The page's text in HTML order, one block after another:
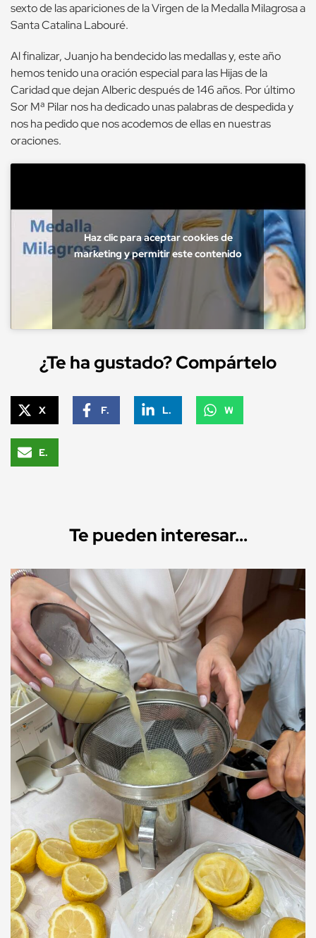
sexto de las apariciones de la Virgen de la Medalla Milagrosa a
Santa Catalina Labouré.
Al finalizar, Juanjo ha bendecido las medallas y, este año
hemos tenido una oración especial para las Hijas de la
Caridad que dejan Alberic después de 146 años. Por último
Sor Mª Pilar nos ha dedicado unas palabras de despedida y
nos ha pedido que nos acodemos de ellas en nuestras
oraciones.
Haz clic para aceptar cookies de
marketing y permitir este contenido
¿Te ha gustado? Compártelo
X Facebook LinkedIn
Email
Te pueden interesar...